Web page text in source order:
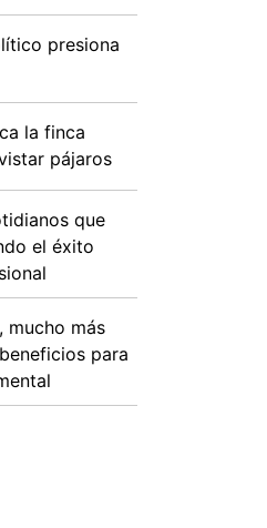
presiona
la finca
pájaros
que
el éxito
mucho más
para